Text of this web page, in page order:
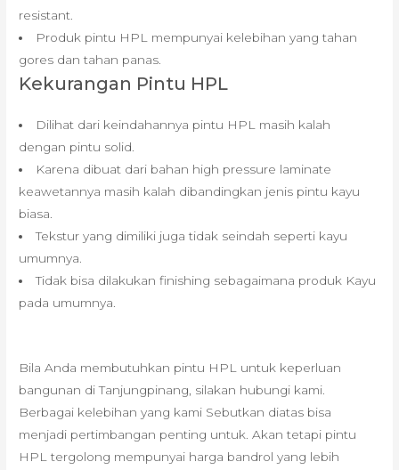
resistant.
Produk pintu HPL mempunyai kelebihan yang tahan
gores dan tahan panas.
Kekurangan Pintu HPL
Dilihat dari keindahannya pintu HPL masih kalah
dengan pintu solid.
Karena dibuat dari bahan high pressure laminate
keawetannya masih kalah dibandingkan jenis pintu kayu
biasa.
Tekstur yang dimiliki juga tidak seindah seperti kayu
umumnya.
Tidak bisa dilakukan finishing sebagaimana produk Kayu
pada umumnya.
Bila Anda membutuhkan pintu HPL untuk keperluan
bangunan di Tanjungpinang, silakan hubungi kami.
Berbagai kelebihan yang kami Sebutkan diatas bisa
menjadi pertimbangan penting untuk. Akan tetapi pintu
HPL tergolong mempunyai harga bandrol yang lebih